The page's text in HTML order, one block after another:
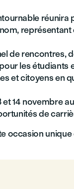
réunira
de rencontres,
les étudiants
et citoyens en
et 14 novembre
de
occasion